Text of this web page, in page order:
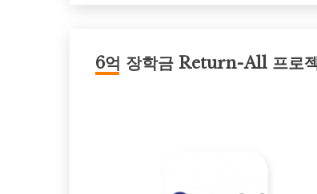
6억 장학금 Return-All 프로